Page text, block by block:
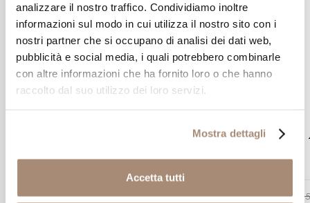
analizzare il nostro traffico. Condividiamo inoltre
informazioni sul modo in cui utilizza il nostro sito con i
nostri partner che si occupano di analisi dei dati web,
pubblicità e social media, i quali potrebbero combinarle
con altre informazioni che ha fornito loro o che hanno
raccolto dal suo utilizzo dei loro servizi.
Mostra dettagli
Accetta tutti
Orecchini Chantecler Logo Gallo mini
€ 410,00 € 369,00 -10% €